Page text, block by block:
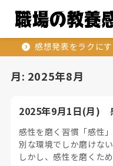
感想発表をラクに
月: 2025年8月
2025年9月1日(月)
感性を磨く習慣「感性
別な環境でしか磨けな
しかし、感性を磨くた